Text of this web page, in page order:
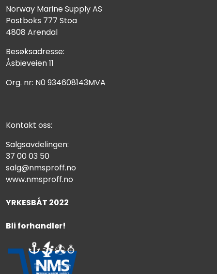
Norway Marine Supply AS
Postboks 777 Stoa
4808 Arendal
Besøksadresse:
Åsbieveien 11
Org. nr: N0 934608143MVA
Kontakt oss:
Salgsavdelingen:
37 00 03 50
salg@nmsproff.no
www.nmsproff.no
YRKESBÅT 2022
Bli forhandler!